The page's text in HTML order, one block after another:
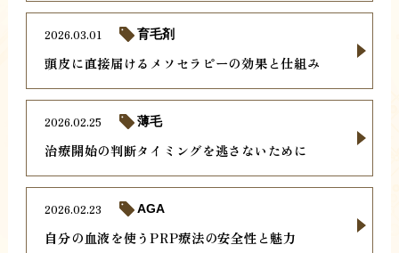
頭皮に直接届けるメソセラピーの効果と仕組み
2026.03.01 育毛剤
治療開始の判断タイミングを逃さないために
2026.02.25 薄毛
自分の血液を使うPRP療法の安全性と魅力
2026.02.23 AGA